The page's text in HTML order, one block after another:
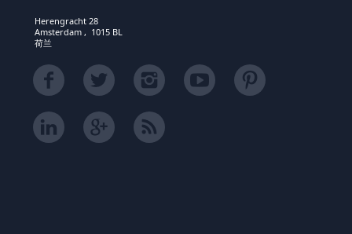
Herengracht 28
Amsterdam , 1015 BL
荷兰